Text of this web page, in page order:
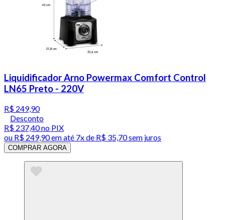
Liquidificador Arno Powermax Comfort Control
LN65 Preto - 220V
R$ 249,90
Desconto
R$ 237,40no PIX
ou R$ 249,90em até 7x de R$ 35,70 sem juros
COMPRAR AGORA